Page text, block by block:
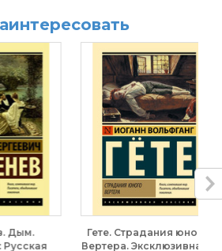
Гете. Страдания юного
Вертера. Эксклюзивная...